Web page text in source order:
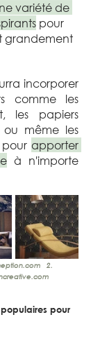
variété de
pour
grandement
incorporer
comme les
les papiers
ou même les
pour apporter
à n'importe
   2.
pour